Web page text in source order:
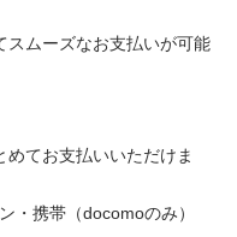
スムーズなお支払いが可能
てお支払いいただけま
・携帯（docomoのみ）